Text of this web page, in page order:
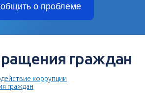
о проблеме
граждан
коррупции
граждан